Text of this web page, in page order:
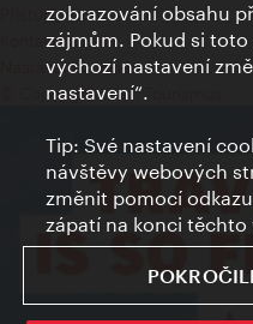
Přístupnost
Kontakt pro tisk
Nastavení cookies
© Copyright Wien Tourismus
zobrazování obsahu
zájmům. Pokud si
výchozí nastavení
nastavení“.
Tip: Své nastavení
návštěvy webových
změnit pomocí
zápatí na konci